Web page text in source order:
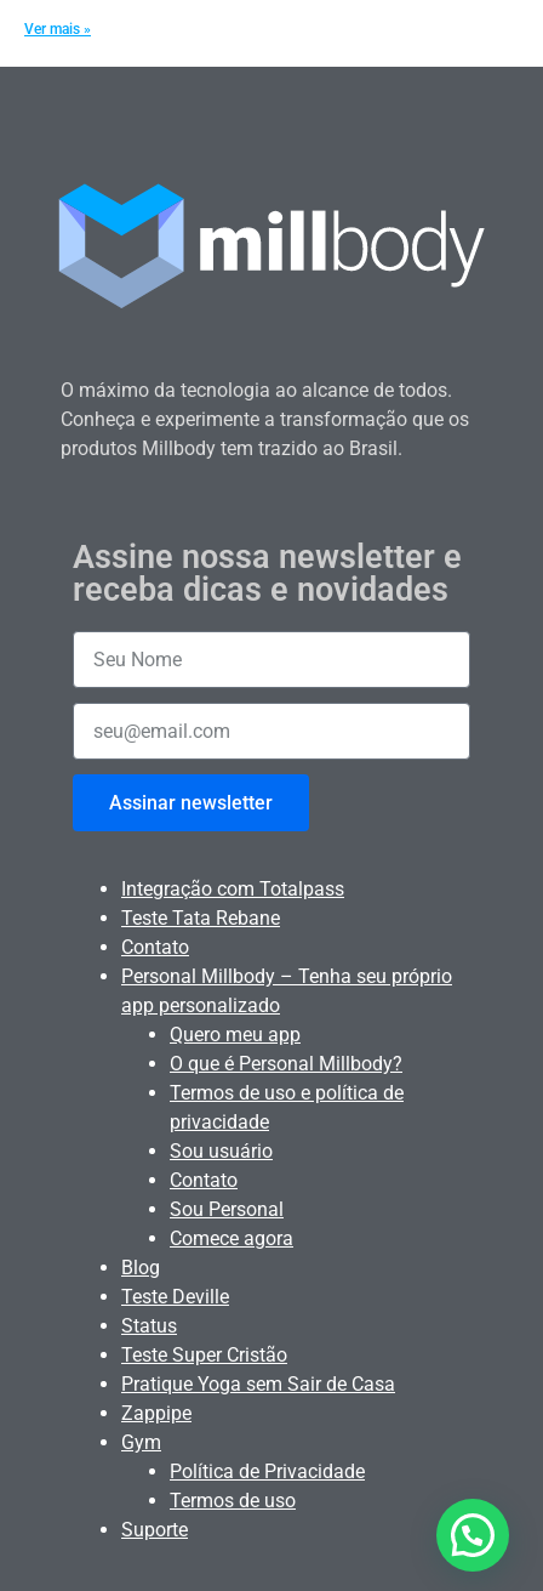
Ver mais »
O máximo da tecnologia ao alcance de todos.
Conheça e experimente a transformação que os
produtos Millbody tem trazido ao Brasil.
Assine nossa newsletter e
receba dicas e novidades
Assinar newsletter
Integração com Totalpass
Teste Tata Rebane
Contato
Personal Millbody – Tenha seu próprio
app personalizado
Quero meu app
O que é Personal Millbody?
Termos de uso e política de
privacidade
Sou usuário
Contato
Sou Personal
Comece agora
Blog
Teste Deville
Status
Teste Super Cristão
Pratique Yoga sem Sair de Casa
Zappipe
Gym
Política de Privacidade
Termos de uso
Suporte